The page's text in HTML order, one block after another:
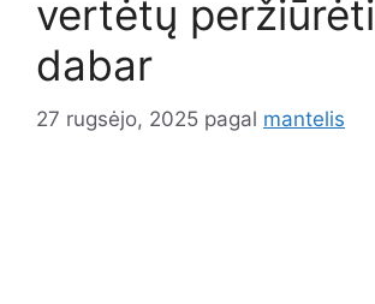
vertėtų peržiūrėti
dabar
27 rugsėjo, 2025 pagal mantelis